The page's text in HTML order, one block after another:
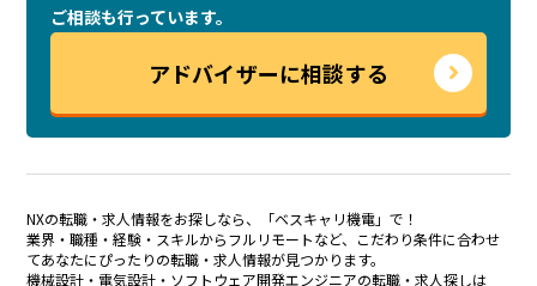
ご相談も行っています。
アドバイザーに相談する
NXの転職・求人情報をお探しなら、「ベスキャリ機電」で！
業界・職種・経験・スキルからフルリモートなど、こだわり条件に合わせ
てあなたにぴったりの転職・求人情報が見つかります。
機械設計・電気設計・ソフトウェア開発エンジニアの転職・求人探しは